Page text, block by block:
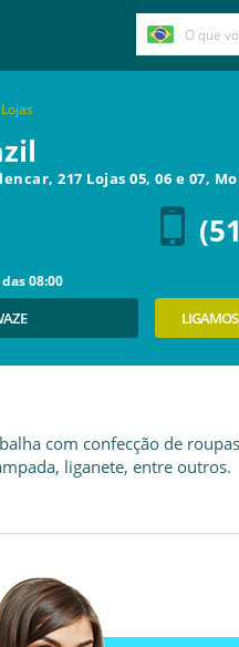
Lojas
217 Lojas 05, 06 e 07,
08:00
com confecção de
liganete, entre outros.